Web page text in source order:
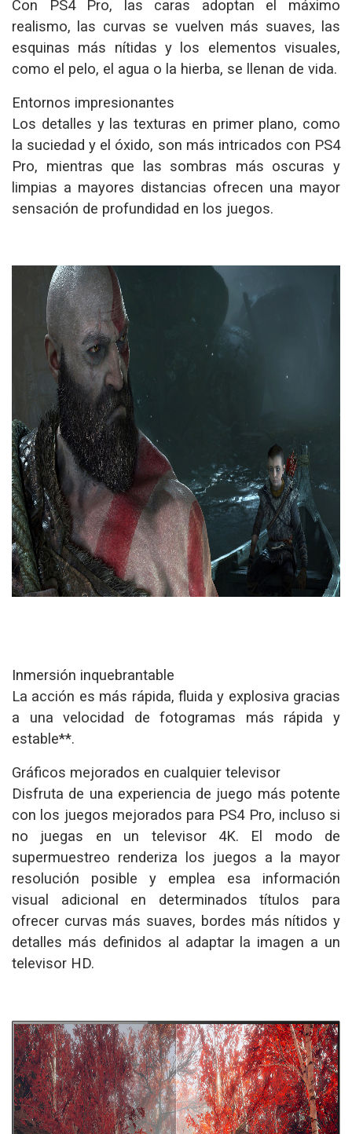
Con PS4 Pro, las caras adoptan el máximo
realismo, las curvas se vuelven más suaves, las
esquinas más nítidas y los elementos visuales,
como el pelo, el agua o la hierba, se llenan de vida.
Entornos impresionantes
Los detalles y las texturas en primer plano, como
la suciedad y el óxido, son más intricados con PS4
Pro, mientras que las sombras más oscuras y
limpias a mayores distancias ofrecen una mayor
sensación de profundidad en los juegos.
Inmersión inquebrantable
La acción es más rápida, fluida y explosiva gracias
a una velocidad de fotogramas más rápida y
estable**.
Gráficos mejorados en cualquier televisor
Disfruta de una experiencia de juego más potente
con los juegos mejorados para PS4 Pro, incluso si
no juegas en un televisor 4K. El modo de
supermuestreo renderiza los juegos a la mayor
resolución posible y emplea esa información
visual adicional en determinados títulos para
ofrecer curvas más suaves, bordes más nítidos y
detalles más definidos al adaptar la imagen a un
televisor HD.